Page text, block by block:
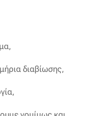
διαβίωσης,